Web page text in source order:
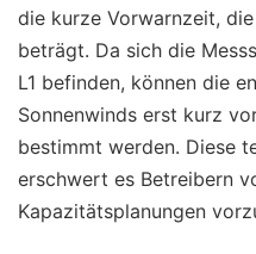
die kurze Vorwarnzeit,
beträgt. Da sich die
L1 befinden, können die
Sonnenwinds erst kurz
bestimmt werden. Diese
erschwert es Betreibern
Kapazitätsplanungen